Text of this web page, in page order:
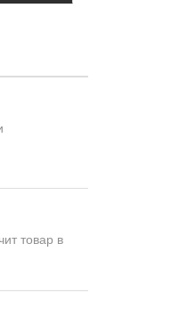
товар в